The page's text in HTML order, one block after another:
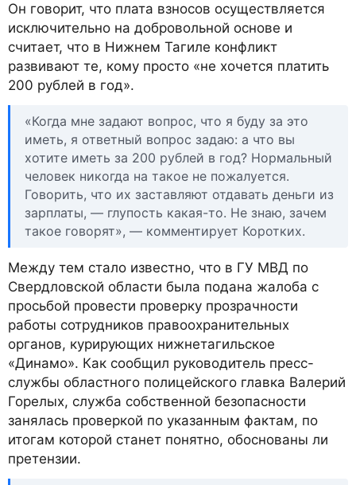
Он говорит, что плата взносов осуществляется
исключительно на добровольной основе и
считает, что в Нижнем Тагиле конфликт
развивают те, кому просто «не хочется платить
200 рублей в год».
«Когда мне задают вопрос, что я буду за это
иметь, я ответный вопрос задаю: а что вы
хотите иметь за 200 рублей в год? Нормальный
человек никогда на такое не пожалуется.
Говорить, что их заставляют отдавать деньги из
зарплаты, — глупость какая-то. Не знаю, зачем
такое говорят», — комментирует Коротких.
Между тем стало известно, что в ГУ МВД по
Свердловской области была подана жалоба с
просьбой провести проверку прозрачности
работы сотрудников правоохранительных
органов, курирующих нижнетагильское
«Динамо». Как сообщил руководитель пресс-
службы областного полицейского главка Валерий
Горелых, служба собственной безопасности
занялась проверкой по указанным фактам, по
итогам которой станет понятно, обоснованы ли
претензии.